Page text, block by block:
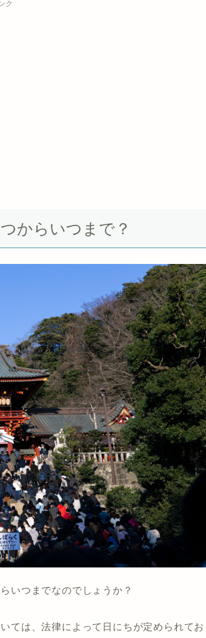
ク
からいつまで？
いつまでなのでしょうか？
ては、法律によって日にちが定められてお